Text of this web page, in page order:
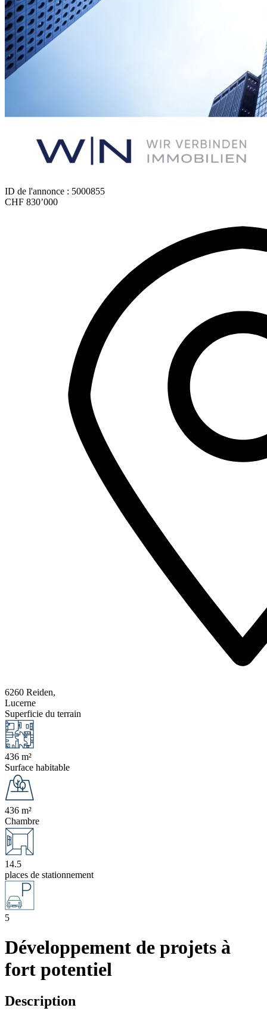
ID de l'annonce : 5000855
CHF 830’000
6260 Reiden,
Lucerne
Superficie du terrain
436 m²
Surface habitable
436 m²
Chambre
14.5
places de stationnement
5
Développement de projets à
fort potentiel
Description